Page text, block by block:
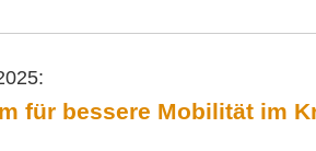
für bessere Mobilität im